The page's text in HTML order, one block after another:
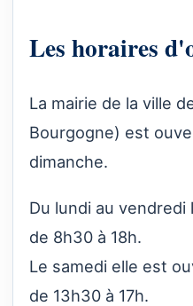
Les horaires
La mairie de la ville
Bourgogne) est
dimanche.
Du lundi au
de 8h30 à 18h.
Le samedi elle est
de 13h30 à 17h.